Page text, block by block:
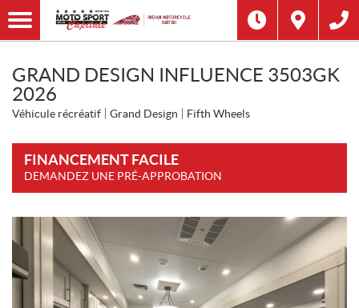
GRAND DESIGN INFLUENCE 3503GK
2026
Véhicule récréatif Grand Design Fifth Wheels
FINANCEMENT FACILE
DEMANDEZ UNE PRÉ-APPROBATION